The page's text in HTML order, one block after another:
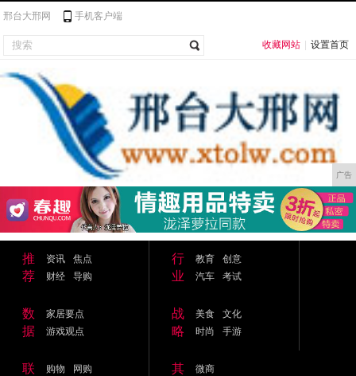
邢台大邢网 手机客户端
收藏网站 设置首页
广告
推
荐
资讯
焦点
财经
导购
行
业
教育
创意
汽车
考试
数
据
家居要点
游戏观点
战
略
美食
文化
时尚
手游
联
购物
网购
其
微商